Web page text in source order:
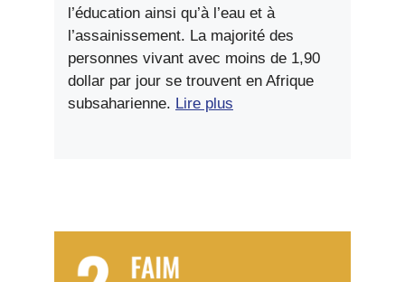
l’éducation ainsi qu’à l’eau et à
l’assainissement. La majorité des
personnes vivant avec moins de 1,90
dollar par jour se trouvent en Afrique
subsaharienne. Lire plus